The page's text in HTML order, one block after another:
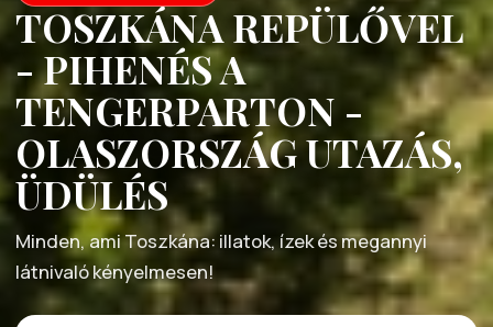
TOSZKÁNA REPÜLŐVEL
- PIHENÉS A
TENGERPARTON -
OLASZORSZÁG UTAZÁS,
ÜDÜLÉS
Minden, ami Toszkána: illatok, ízek és megannyi
látnivaló kényelmesen!